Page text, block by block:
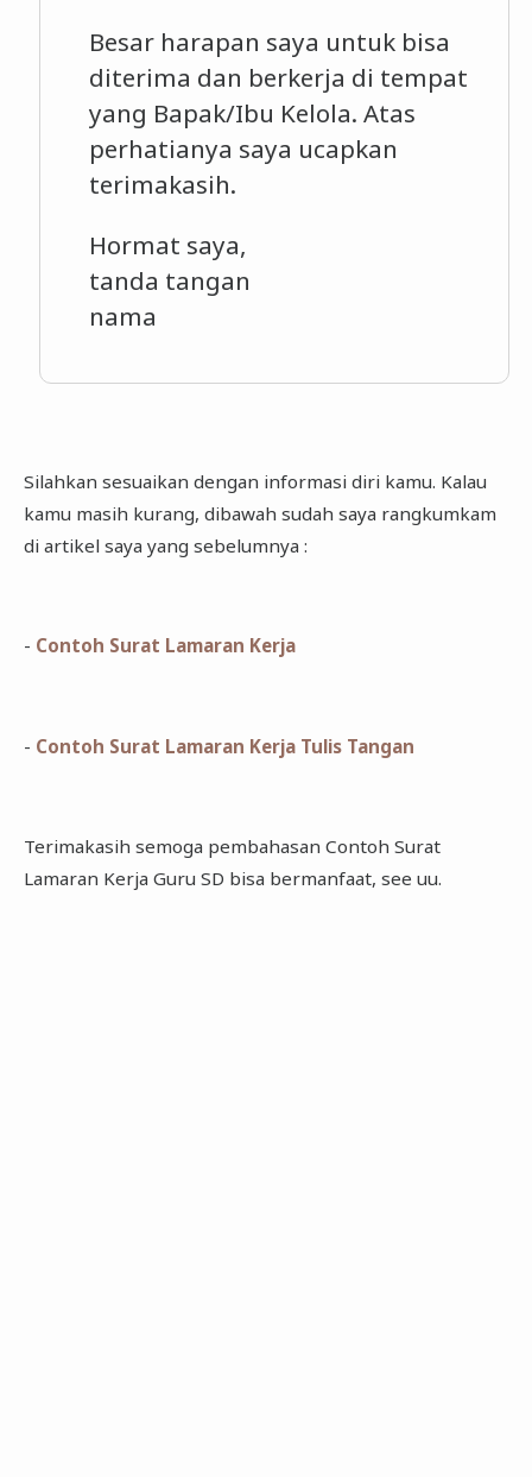
Besar harapan saya untuk bisa
diterima dan berkerja di tempat
yang Bapak/Ibu Kelola. Atas
perhatianya saya ucapkan
terimakasih.
Hormat saya,
tanda tangan
nama
Silahkan sesuaikan dengan informasi diri kamu. Kalau
kamu masih kurang, dibawah sudah saya rangkumkam
di artikel saya yang sebelumnya :
- Contoh Surat Lamaran Kerja
- Contoh Surat Lamaran Kerja Tulis Tangan
Terimakasih semoga pembahasan Contoh Surat
Lamaran Kerja Guru SD bisa bermanfaat, see uu.